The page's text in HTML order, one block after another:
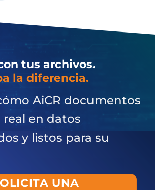
tus archivos.
la diferencia.
AiCR documentos
en datos
y listos para su
UNA